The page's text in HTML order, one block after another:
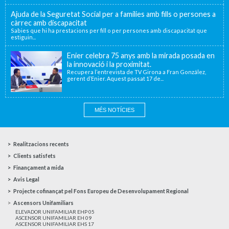
Ajuda de la Seguretat Social per a famílies amb fills o persones a
càrrec amb discapacitat
Sabies que hi ha prestacions per fill o per persones amb discapacitat que
estiguin...
Enier celebra 75 anys amb la mirada posada en
la innovació i la proximitat.
Recupera l’entrevista de TV Girona a Fran González,
gerent d’Enier. Aquest passat 17 de...
MÉS NOTÍCIES
Realitzacions recents
Clients satisfets
Finançament a mida
Avis Legal
Projecte cofinançat pel Fons Europeu de Desenvolupament Regional
Ascensors Unifamiliars
ELEVADOR UNIFAMILIAR EHP 05
ASCENSOR UNIFAMILIAR EH 09
ASCENSOR UNIFAMILIAR EHS 17